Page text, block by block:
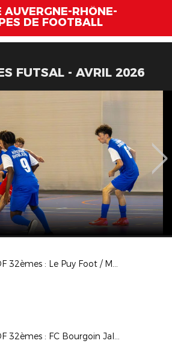
AUVERGNE-RHÔNE-
DE FOOTBALL
FUTSAL - AVRIL 2026
CDF 32èmes : Le Puy Foot / Montpellier HSC
CDF 32èmes : FC Bourgoin Jallieu / FC Martigues